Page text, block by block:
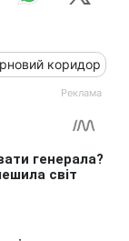
коридор